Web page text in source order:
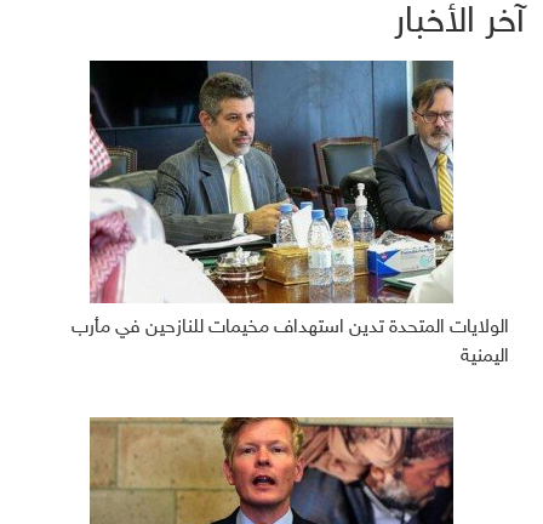
آخر الأخبار
الولايات المتحدة تدين استهداف مخيمات للنازحين في مأرب
اليمنية